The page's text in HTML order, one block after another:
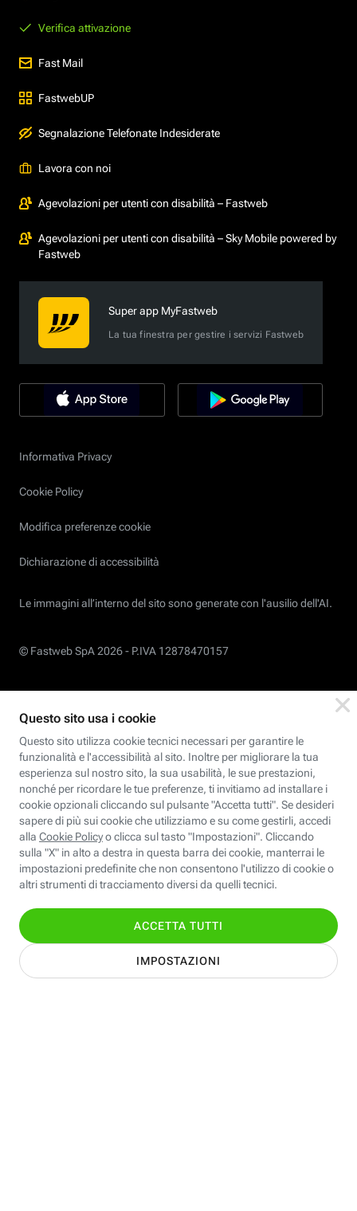
Verifica attivazione
Fast Mail
FastwebUP
Segnalazione Telefonate Indesiderate
Lavora con noi
Agevolazioni per utenti con disabilità – Fastweb
Agevolazioni per utenti con disabilità – Sky Mobile powered by
Fastweb
Super app MyFastweb
La tua finestra per gestire i servizi Fastweb
Informativa Privacy
Cookie Policy
Modifica preferenze cookie
Dichiarazione di accessibilità
Le immagini all’interno del sito sono generate con l'ausilio dell'AI.
© Fastweb SpA 2026 - P.IVA 12878470157